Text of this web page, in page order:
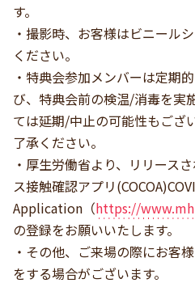
す。
・撮影時、お客様はビニール
ください。
・特典会参加メンバーは定期
び、特典会前の検温/消毒を実
ては延期/中止の可能性もござ
了承ください。
・厚生労働省より、リリース
ス接触確認アプリ
Application（https://
の登録をお願いいたします。
・その他、ご来場の際にお客
をする場合がございます。